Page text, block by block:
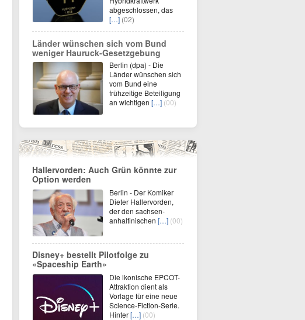
abgeschlossen, das
[…] (02)
Länder wünschen sich vom Bund
weniger Hauruck-Gesetzgebung
Berlin (dpa) - Die
Länder wünschen sich
vom Bund eine
frühzeitige Beteiligung
an wichtigen […] (00)
Hallervorden: Auch Grün könnte zur
Option werden
Berlin - Der Komiker
Dieter Hallervorden,
der den sachsen-
anhaltinischen […] (00)
Disney+ bestellt Pilotfolge zu
«Spaceship Earth»
Die ikonische EPCOT-
Attraktion dient als
Vorlage für eine neue
Science-Fiction-Serie.
Hinter[…] (00)